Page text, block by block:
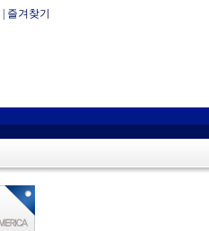
즐겨찾기